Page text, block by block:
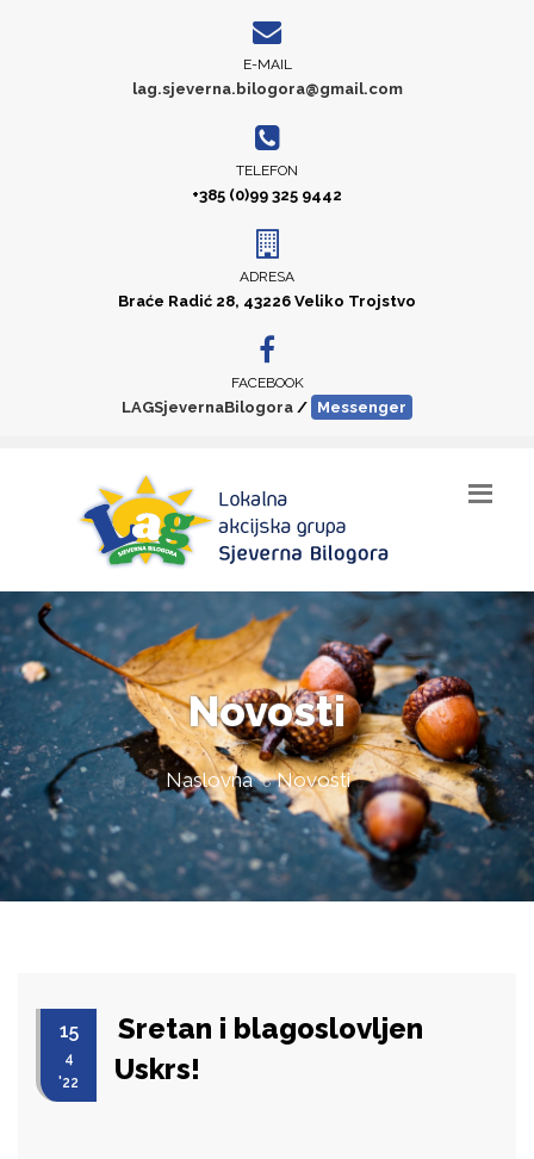
E-MAIL
lag.sjeverna.bilogora@gmail.com
TELEFON
+385 (0)99 325 9442
ADRESA
Braće Radić 28, 43226 Veliko Trojstvo
FACEBOOK
LAGSjevernaBilogora / Messenger
Novosti
Naslovna Novosti
15
4
'22
Sretan i blagoslovljen
Uskrs!